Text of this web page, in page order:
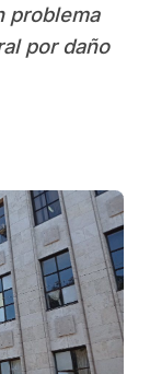
problema
por daño